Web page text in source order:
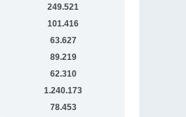
249.521
101.416
63.627
89.219
62.310
1.240.173
78.453